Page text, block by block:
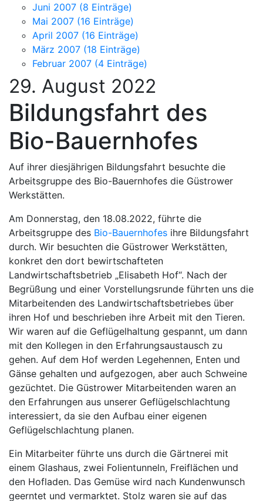
Juni 2007 (8 Einträge)
Mai 2007 (16 Einträge)
April 2007 (16 Einträge)
März 2007 (18 Einträge)
Februar 2007 (4 Einträge)
29. August 2022
Bildungsfahrt des
Bio-Bauernhofes
Auf ihrer diesjährigen Bildungsfahrt besuchte die
Arbeitsgruppe des Bio-Bauernhofes die Güstrower
Werkstätten.
Am Donnerstag, den 18.08.2022, führte die
Arbeitsgruppe des Bio-Bauernhofes ihre Bildungsfahrt
durch. Wir besuchten die Güstrower Werkstätten,
konkret den dort bewirtschafteten
Landwirtschaftsbetrieb „Elisabeth Hof“. Nach der
Begrüßung und einer Vorstellungsrunde führten uns die
Mitarbeitenden des Landwirtschaftsbetriebes über
ihren Hof und beschrieben ihre Arbeit mit den Tieren.
Wir waren auf die Geflügelhaltung gespannt, um dann
mit den Kollegen in den Erfahrungsaustausch zu
gehen. Auf dem Hof werden Legehennen, Enten und
Gänse gehalten und aufgezogen, aber auch Schweine
gezüchtet. Die Güstrower Mitarbeitenden waren an
den Erfahrungen aus unserer Geflügelschlachtung
interessiert, da sie den Aufbau einer eigenen
Geflügelschlachtung planen.
Ein Mitarbeiter führte uns durch die Gärtnerei mit
einem Glashaus, zwei Folientunneln, Freiflächen und
den Hofladen. Das Gemüse wird nach Kundenwunsch
geerntet und vermarktet. Stolz waren sie auf das